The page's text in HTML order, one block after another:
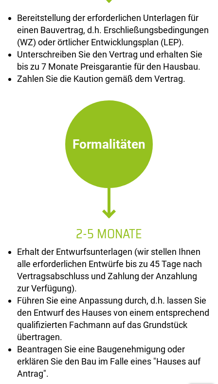
Bereitstellung der erforderlichen Unterlagen für
einen Bauvertrag, d.h. Erschließungsbedingungen
(WZ) oder örtlicher Entwicklungsplan (LEP).
Unterschreiben Sie den Vertrag und erhalten Sie
bis zu 7 Monate Preisgarantie für den Hausbau.
Zahlen Sie die Kaution gemäß dem Vertrag.
Formalitäten
2-5 MONATE
Erhalt der Entwurfsunterlagen (wir stellen Ihnen
alle erforderlichen Entwürfe bis zu 45 Tage nach
Vertragsabschluss und Zahlung der Anzahlung
zur Verfügung).
Führen Sie eine Anpassung durch, d.h. lassen Sie
den Entwurf des Hauses von einem entsprechend
qualifizierten Fachmann auf das Grundstück
übertragen.
Beantragen Sie eine Baugenehmigung oder
erklären Sie den Bau im Falle eines "Hauses auf
Antrag".